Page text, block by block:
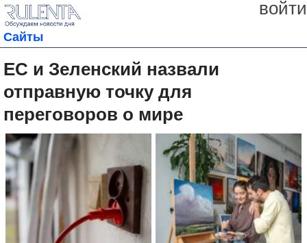
войти
Сайты
ЕС и Зеленский назвали
отправную точку для
переговоров о мире